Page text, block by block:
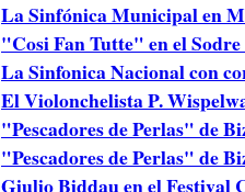
La Sinfónica Municipal en
"Cosi Fan Tutte" en el
La Sinfonica Nacional con
El Violonchelista P.
"Pescadores de Perlas" de
"Pescadores de Perlas" de
Giulio Biddau en el Festival